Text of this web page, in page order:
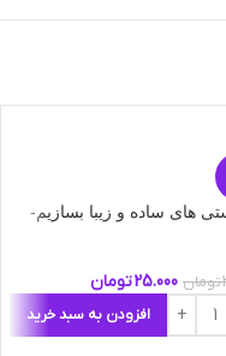
های ساده و زیبا بسازیم-
تومان 25.000تومان
افزودن به سبد خرید